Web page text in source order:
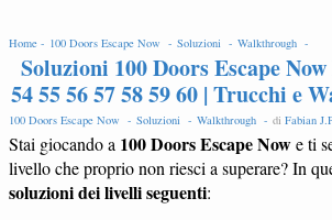
Home - 100 Doors Escape Now - Soluzioni - Walkthrough -
Soluzioni 100 Doors Escape
54 55 56 57 58 59 60 | Trucchi e
100 Doors Escape Now - Soluzioni - Walkthrough - di Fabian J.P
Stai giocando a 100 Doors Escape Nowe ti
livello che proprio non riesci a superare? In
soluzioni dei livelli seguenti: